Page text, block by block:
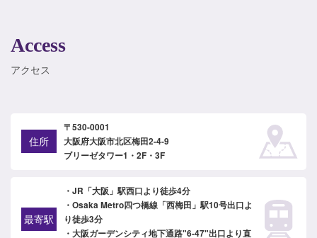
Access
アクセス
住所
〒530-0001
大阪府大阪市北区梅田2-4-9
ブリーゼタワー1・2F・3F
最寄駅
・JR「大阪」駅西口より徒歩4分
・Osaka Metro四つ橋線「西梅田」駅10号出口よ
り徒歩3分
・大阪ガーデンシティ地下通路"6-47"出口より直